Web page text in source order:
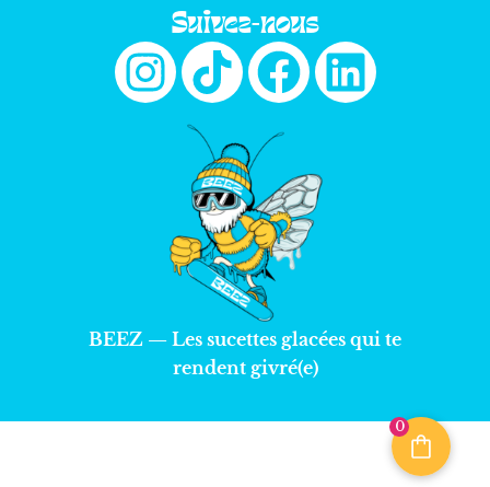
Suivez-nous
BEEZ — Les sucettes glacées qui te
rendent givré(e)
0